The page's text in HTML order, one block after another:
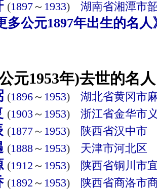
(1897～ 1933) 湖南省湘潭市
多公元1897年出生的名人
1953年)去世的名
(1896～ 1953) 湖北省黄冈市
(1903 ～ 1953) 浙江省金华市
(1877～ 1953) 陕西省汉中市
(1888～ 1953) 天津市河北区
(1912 ～ 1953) 陕西省铜川市
(1892 ～ 1953) 陕西省商洛市